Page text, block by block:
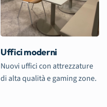
Uffici moderni
Nuovi uffici con attrezzature
di alta qualità e gaming zone.